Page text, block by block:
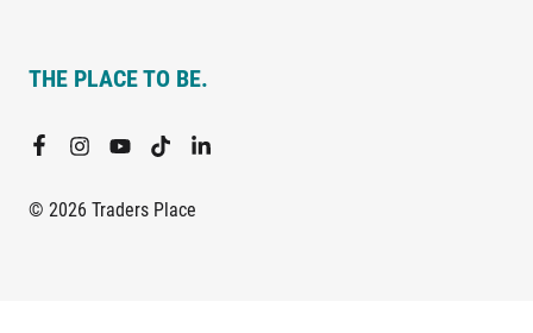
THE PLACE TO BE.
© 2026 Traders Place